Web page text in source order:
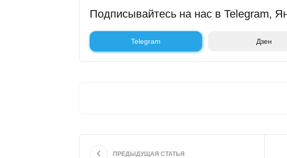
Подписывайтесь на нас в Telegram,
Telegram Дзен
ПРЕДЫДУЩАЯ СТАТЬЯ